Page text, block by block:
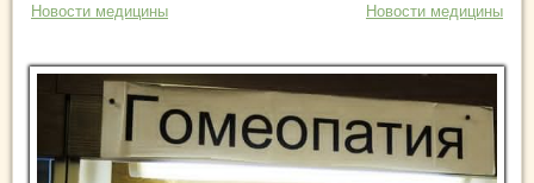
Новости медицины Новости медицины